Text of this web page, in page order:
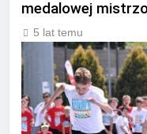
medalowej
5 lat temu